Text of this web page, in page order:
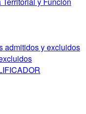
admitidos y excluidos